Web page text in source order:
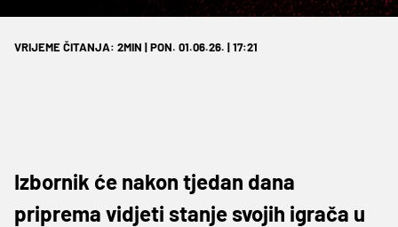
VRIJEME ČITANJA: 2MIN | PON. 01.06.26. | 17:21
Izbornik će nakon tjedan dana
priprema vidjeti stanje svojih igrača u